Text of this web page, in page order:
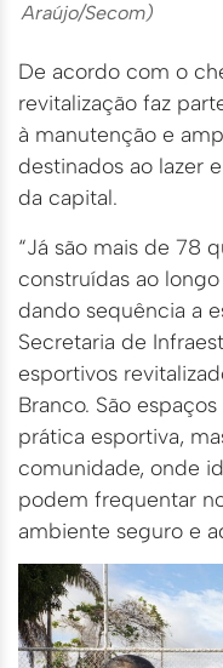
Araújo/Secom)
De acordo com o
revitalização faz
à manutenção e
destinados ao lazer
da capital.
“Já são mais de 78
construídas ao
dando sequência a
Secretaria de
esportivos
Branco. São
prática esportiva,
comunidade, onde
podem frequentar
ambiente seguro e